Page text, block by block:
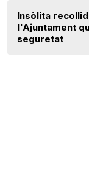
Insòlita
l'Ajuntament
seguretat